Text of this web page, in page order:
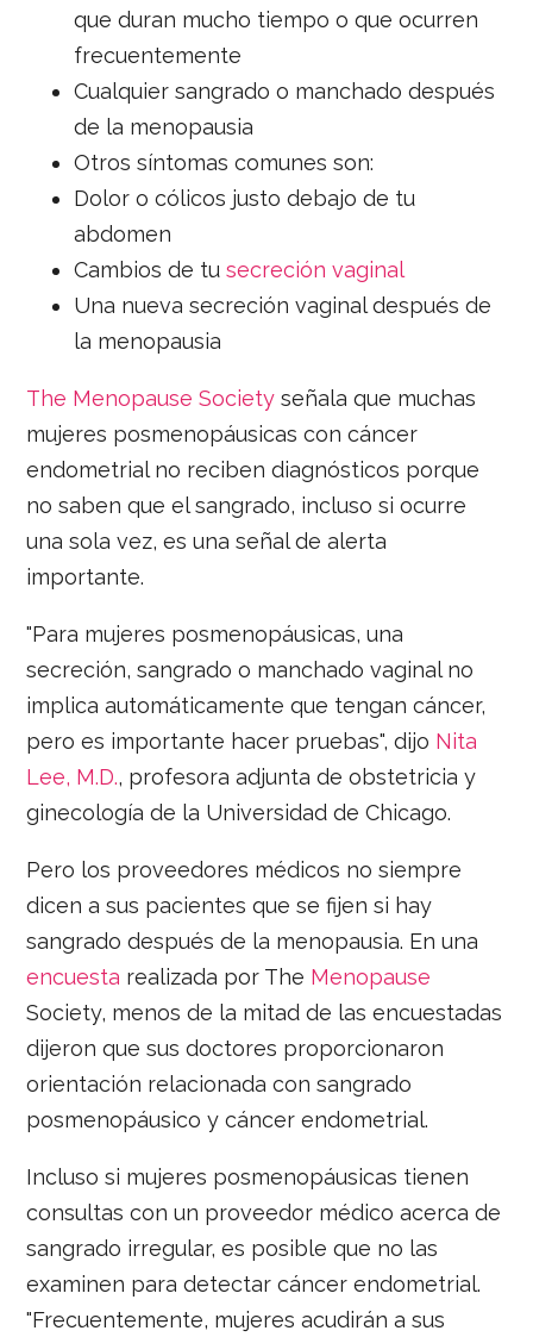
que duran mucho tiempo o que ocurren
frecuentemente
Cualquier sangrado o manchado después
de la menopausia
Otros síntomas comunes son:
Dolor o cólicos justo debajo de tu
abdomen
Cambios de tusecreción vaginal
Una nueva secreción vaginal después de
la menopausia
The Menopause Society señala que muchas
mujeres posmenopáusicas con cáncer
endometrial no reciben diagnósticos porque
no saben que el sangrado, incluso si ocurre
una sola vez, es una señal de alerta
importante.
"Para mujeres posmenopáusicas, una
secreción, sangrado o manchado vaginal no
implica automáticamente que tengan cáncer,
pero es importante hacer pruebas", dijo Nita
Lee, M.D., profesora adjunta de obstetricia y
ginecología de la Universidad de Chicago.
Pero los proveedores médicos no siempre
dicen a sus pacientes que se fijen si hay
sangrado después de la menopausia. En una
encuesta realizada por The Menopause
Society, menos de la mitad de las encuestadas
dijeron que sus doctores proporcionaron
orientación relacionada con sangrado
posmenopáusico y cáncer endometrial.
Incluso si mujeres posmenopáusicas tienen
consultas con un proveedor médico acerca de
sangrado irregular, es posible que no las
examinen para detectar cáncer endometrial.
"Frecuentemente, mujeres acudirán a sus